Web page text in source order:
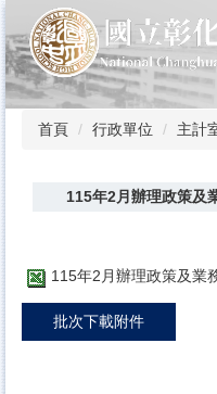
到
主
要
內
首頁 行政單位 主計
115年2月辦理政策及
115年2月辦理政策及業
批次下載附件